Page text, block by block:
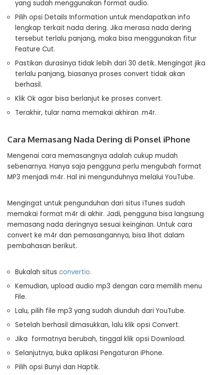
yang sudah menggunakan format audio.
Pilih opsi Details Information untuk mendapatkan info
lengkap terkait nada dering. Jika merasa nada dering
tersebut terlalu panjang, maka bisa menggunakan fitur
Feature Cut.
Pastikan durasinya tidak lebih dari 30 detik. Mengingat jika
terlalu panjang, biasanya proses convert tidak akan
berhasil.
Klik Ok agar bisa berlanjut ke proses convert.
Terakhir, tular nama memakai akhiran .m4r.
Cara Memasang Nada Dering di Ponsel iPhone
Mengenai cara memasangnya adalah cukup mudah
sebenarnya. Hanya saja pengguna perlu mengubah format
MP3 menjadi m4r. Hal ini mengunduhnya melalui YouTube.
Mengingat untuk pengunduhan dari situs iTunes sudah
memakai format m4r di akhir. Jadi, pengguna bisa langsung
memasang nada deringnya sesuai keinginan. Untuk cara
convert ke m4r dan pemasangannya, bisa lihat dalam
pembahasan berikut.
Bukalah situs convertio.
Kemudian, upload audio mp3 dengan cara memilih menu
File.
Lalu, pilih file mp3 yang sudah diunduh dari YouTube.
Setelah berhasil dimasukkan, lalu klik opsi Convert.
Jika formatnya berubah, tinggal klik opsi Download.
Selanjutnya, buka aplikasi Pengaturan iPhone.
Pilih opsi Bunyi dan Haptik.